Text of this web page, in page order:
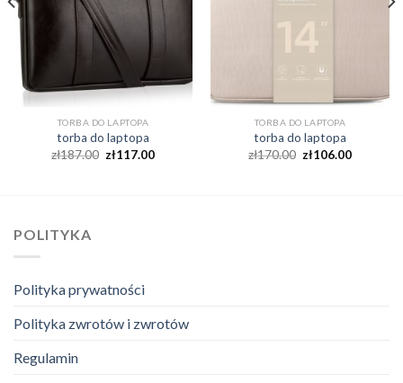
TORBA DO LAPTOPA
torba do laptopa
zł187.00 zł117.00
TORBA DO LAPTOPA
torba do laptopa
zł170.00 zł106.00
POLITYKA
Polityka prywatności
Polityka zwrotów i zwrotów
Regulamin